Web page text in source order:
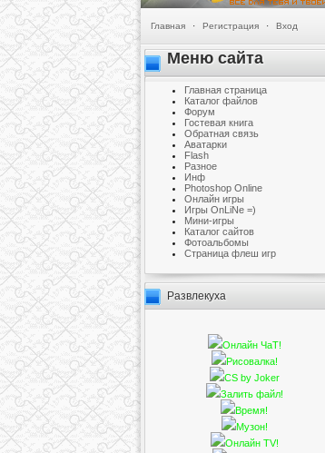
Главная · Регистрация · Вход
Меню сайта
Главная страница
Каталог файлов
Форум
Гостевая книга
Обратная связь
Аватарки
Flash
Разное
Инф
Photoshop Online
Онлайн игры
Игры OnLiNe =)
Мини-игры
Каталог сайтов
Фотоальбомы
Cтраница флеш игр
Развлекуха
Онлайн ЧаТ!
Рисовалка!
CS by Joker
Залить файл!
Время!
Музон!
Онлайн TV!